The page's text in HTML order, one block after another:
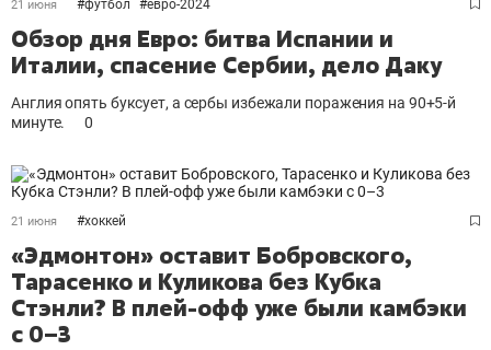
21 июня #футбол #евро-2024
Обзор дня Евро: битва Испании и
Италии, спасение Сербии, дело Даку
Англия опять буксует, а сербы избежали поражения на 90+5-й
минуте.
0
21 июня #хоккей
«Эдмонтон» оставит Бобровского,
Тарасенко и Куликова без Кубка
Стэнли? В плей-офф уже были камбэки
с 0–3